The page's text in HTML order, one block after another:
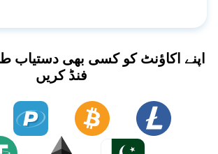
اپنے اکاؤنٹ کو کسی بھی دستیاب
فنڈ کریں